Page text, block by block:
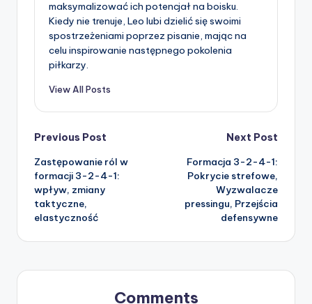
maksymalizować ich potencjał na boisku.
Kiedy nie trenuje, Leo lubi dzielić się swoimi
spostrzeżeniami poprzez pisanie, mając na
celu inspirowanie następnego pokolenia
piłkarzy.
View All Posts
Post
navigation
Previous Post
Zastępowanie ról w
formacji 3-2-4-1:
wpływ, zmiany
taktyczne,
elastyczność
Next Post
Formacja 3-2-4-1:
Pokrycie strefowe,
Wyzwalacze
pressingu, Przejścia
defensywne
Comments